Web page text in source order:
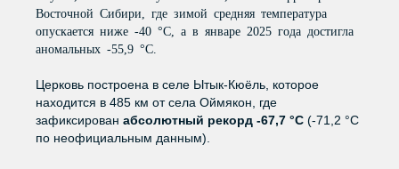
Восточной Сибири, где зимой средняя температура
опускается ниже -40 °C, а в январе 2025 года достигла
аномальных -55,9 °C.
Церковь построена в селе Ытык-Кюёль, которое
находится в 485 км от села Оймякон, где
зафиксирован абсолютный рекорд -67,7 °C (-71,2 °C
по неофициальным данным).
Применение
Строительство
Реклама, мебель, интерьер
Светотехника
Иркутск
Калининград
Калуга и
Калужская область
Кемерово
Тверь и Тверская
Тольятти
Томск